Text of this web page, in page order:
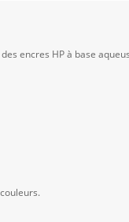
encres HP à base